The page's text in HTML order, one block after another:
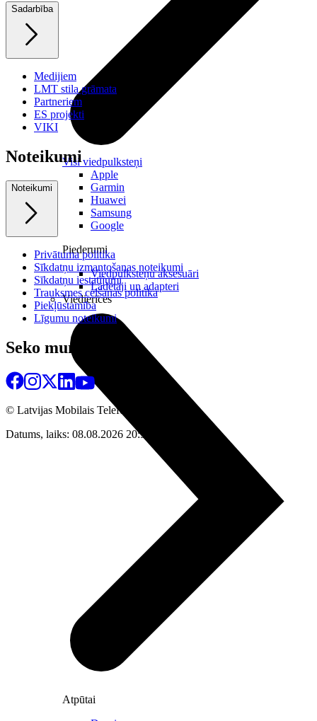
Visi viedpulksteņi
Apple
Garmin
Huawei
Samsung
Google
Piederumi
Viedpulksteņu aksesuāri
Lādētāji un adapteri
Viedierīces
Atpūtai
Sadarbība
Medijiem
LMT stila grāmata
Partneriem
ES projekti
VIKI
Noteikumi
Noteikumi
Privātuma politika
Sīkdatņu izmantošanas noteikumi
Sīkdatņu iestatījumi
Trauksmes celšanas politika
Piekļūstamība
Līgumu noteikumi
Seko mums
© Latvijas Mobilais Telefons
Datums, laiks: 08.08.2026 20:58